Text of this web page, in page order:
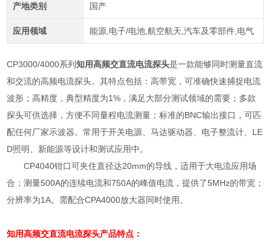
产地类别 国产
应用领域 能源,电子/电池,航空航天,汽车及零部件,电气
CP3000/4000系列知用高频交直流电流探头是一款能够同时测量直流
和交流的高频电流探头。其特点包括：高带宽，可准确快速捕捉电流
波形；高精度，典型精度为1%，满足大部分测试领域的需要；多款
探头可供选择，方便不同量程电流测量；标准的BNC输出接口，可匹
配任何厂家示波器。常用于开关电源、马达驱动器、电子整流计、LE
D照明、新能源等设计和测试应用中。
CP4040钳口可夹住直径达20mm的导线，适用于大电流应用场
合；测量500A的连续电流和750A的峰值电流，提供了5MHz的带宽；
分辨率为1A。需配合CPA4000放大器同时使用。
知用高频交直流电流探头产品特点：